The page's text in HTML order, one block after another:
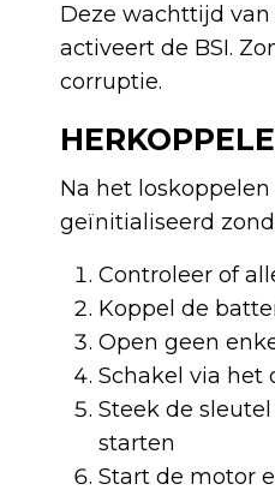
Deze wachttijd
activeert de BSI.
corruptie.
Na het
geïnitialiseerd
Controleer of
Koppel de
Open geen
Schakel via het
Steek de
starten
Start de motor